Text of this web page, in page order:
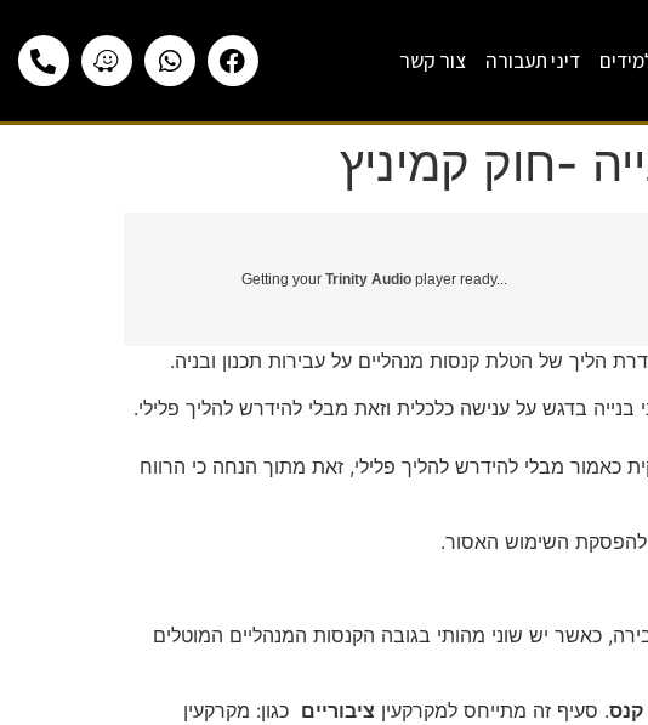
דיני תעבורה צור קשר
Getting your Trinity Audio player ready...
הליך של הטלת קנסות מנהליים על עבירות תכנון ובניה.
להחמיר את רף הענישה על עברייני בנייה בדגש על ענישה כלכלית וזאת מבלי להידרש להליך פלילי.
להליך פלילי, זאת מתוך הנחה כי הרווח
השימוש האסור.
כאשר יש שוני מהותי בגובה הקנסות המנהליים המוטלים
קנס. סעיף זה מתייחס למקרקעין ציבוריים כגון: מקרקעין